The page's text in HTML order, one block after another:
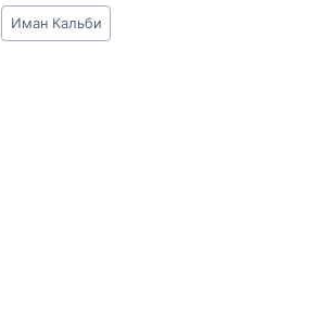
Метки
записи:
Иман Кальби